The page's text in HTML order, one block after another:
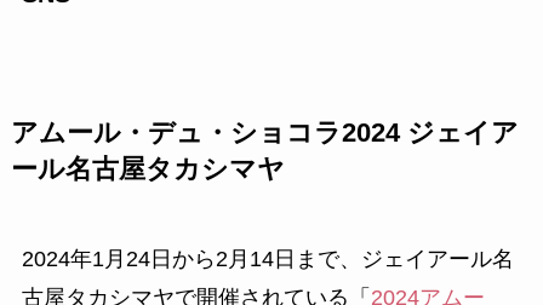
アムール・デュ・ショコラ2024 ジェイア
2024年1月24日から2月14日まで、ジェイアール名